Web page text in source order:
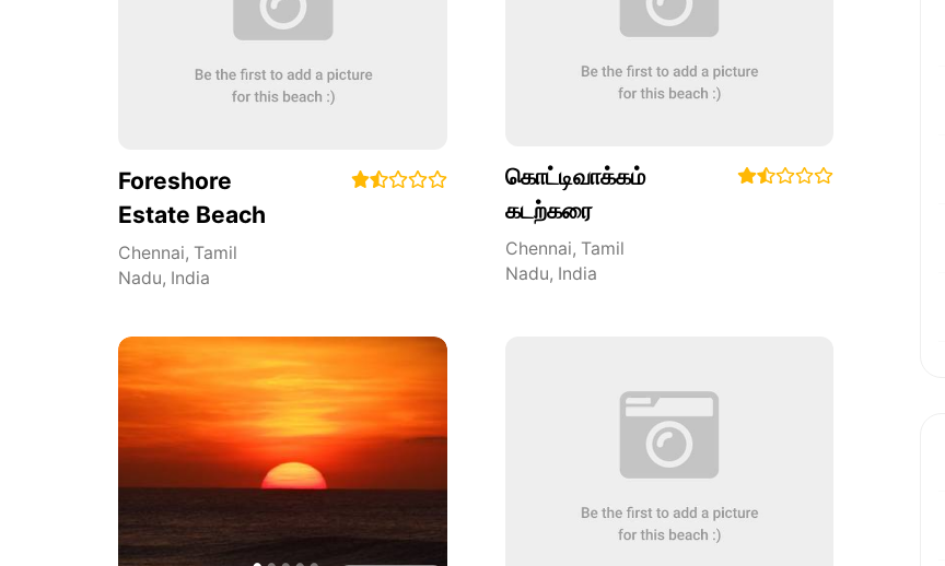
Foreshore
Estate Beach
Chennai, Tamil
Nadu, India
கொட்டிவாக்கம்
கடற்கரை
Chennai, Tamil
Nadu, India